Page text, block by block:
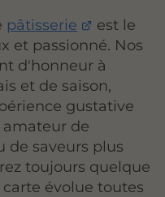
pâtisserie
est le
et passionné. Nos
d'honneur à
et de saison,
gustative
amateur de
de saveurs plus
toujours quelque
évolue toutes